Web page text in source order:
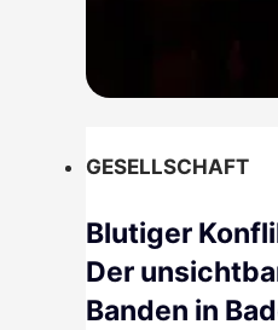
GESELLSCHAFT
Blutiger
Der
Banden in